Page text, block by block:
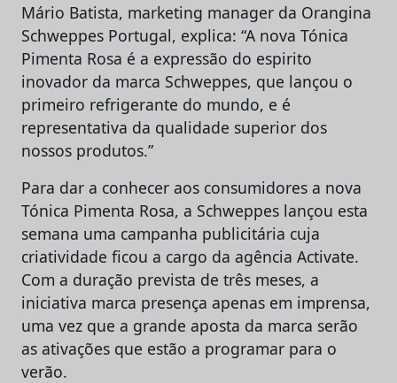
Mário Batista, marketing manager da Orangina
Schweppes Portugal, explica: “A nova Tónica
Pimenta Rosa é a expressão do espirito
inovador da marca Schweppes, que lançou o
primeiro refrigerante do mundo, e é
representativa da qualidade superior dos
nossos produtos.”
Para dar a conhecer aos consumidores a nova
Tónica Pimenta Rosa, a Schweppes lançou esta
semana uma campanha publicitária cuja
criatividade ficou a cargo da agência Activate.
Com a duração prevista de três meses, a
iniciativa marca presença apenas em imprensa,
uma vez que a grande aposta da marca serão
as ativações que estão a programar para o
verão.